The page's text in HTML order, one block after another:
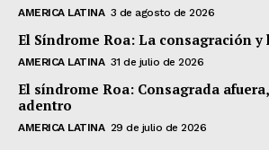
AMERICA LATINA 3 de agosto de 2026
El Síndrome Roa: La consagración y
AMERICA LATINA 31 de julio de 2026
El síndrome Roa: Consagrada
adentro
AMERICA LATINA 29 de julio de 2026